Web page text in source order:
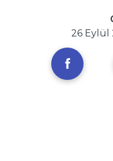
26 Eylül